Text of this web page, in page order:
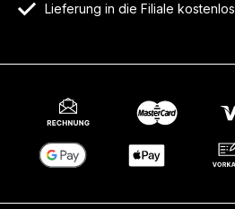
Lieferung in die Filiale kostenlos